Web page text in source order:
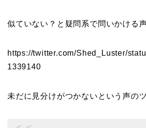
似ていない？と疑問系で問いかける
https://twitter.com/Shed_Luster/
1339140
未だに見分けがつかないという声の